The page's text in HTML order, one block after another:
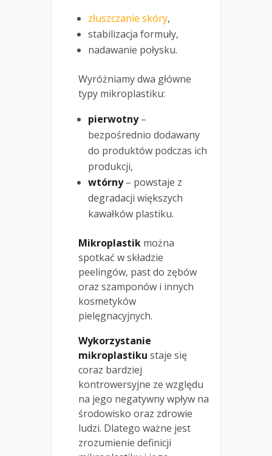
złuszczanie skóry,
stabilizacja formuły,
nadawanie połysku.
Wyróżniamy dwa główne
typy mikroplastiku:
pierwotny–
bezpośrednio dodawany
do produktów podczas ich
produkcji,
wtórny– powstaje z
degradacji większych
kawałków plastiku.
Mikroplastik można
spotkać w składzie
peelingów, past do zębów
oraz szamponów i innych
kosmetyków
pielęgnacyjnych.
Wykorzystanie
mikroplastiku staje się
coraz bardziej
kontrowersyjne ze względu
na jego negatywny wpływ na
środowisko oraz zdrowie
ludzi. Dlatego ważne jest
zrozumienie definicji